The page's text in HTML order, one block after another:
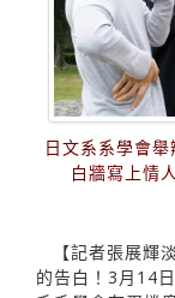
日文系系學會
白牆寫上情
【記者張展輝
的告白！3月14